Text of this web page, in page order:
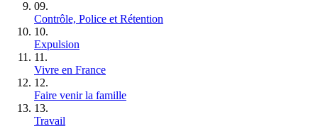
09.
Contrôle, Police et Rétention
10.
Expulsion
11.
Vivre en France
12.
Faire venir la famille
13.
Travail